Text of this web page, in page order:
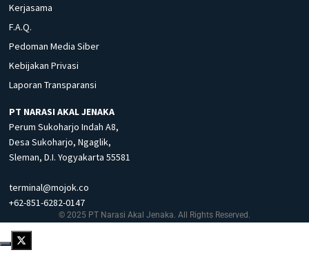
Kerjasama
F.A.Q.
Pedoman Media Siber
Kebijakan Privasi
Laporan Transparansi
PT NARASI AKAL JENAKA
Perum Sukoharjo Indah A8,
Desa Sukoharjo, Ngaglik,
Sleman, D.I. Yogyakarta 55581
terminal@mojok.co
+62-851-6282-0147
© 2025 PT Narasi Akal Jenaka. All Rights Reserved.